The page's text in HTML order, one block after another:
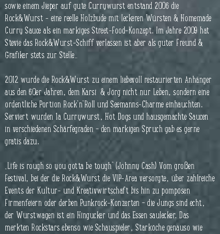
sowie einem Jieper auf gute Currywurst entstand 2006 die
Rock&Wurst - eine reelle Holzbude mit leckeren Würsten & Homemade
Curry Sauce als ein markiges Street-Food-Konzept. Im Jahre 2009 hat
Stevie das Rock&Wurst-Schiff verlassen ist aber als guter Freund &
Grafiker stets zur Stelle…
2012 wurde die Rock&Wurst zu einem liebevoll restaurierten Anhänger
aus den 60er Jahren, dem Karsi & Jörg nicht nur Leben, sondern eine
ordentliche Portion Rock‘n‘Roll und Seemanns-Charme einhauchten.
Serviert wurden 1a Currywurst, Hot Dogs und hausgemachte Saucen
in verschiedenen Schärfegraden – den markigen Spruch gab es gerne
gratis dazu.
„Life is rough so you gotta be tough“ (Johnny Cash) Vom großen
Festival, bei der die Rock&Wurst die VIP-Area versorgte, über zahlreiche
Events der Kultur- und Kreativwirtschaft bis hin zu pompösen
Firmenfeiern oder derben Punkrock-Konzerten – die Jungs sind echt,
der Wurstwagen ist ein Hingucker und das Essen saulecker. Das
merkten Rockstars ebenso wie Schauspieler, Starköche genauso wie